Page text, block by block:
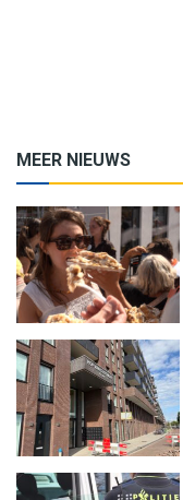
MEER NIEUWS